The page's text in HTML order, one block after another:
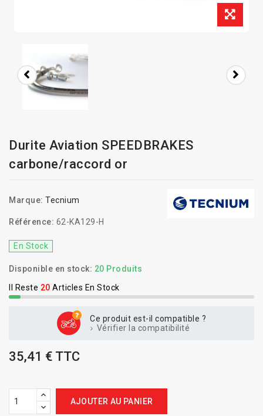
Durite Aviation SPEEDBRAKES
carbone/raccord or
Marque: Tecnium
Référence: 62-KA129-H
En Stock
Disponible en stock: 20 Produits
Il Reste 20 Articles En Stock
Ce produit est-il compatible ?
Vérifier la compatibilité
35,41 € TTC
AJOUTER AU PANIER